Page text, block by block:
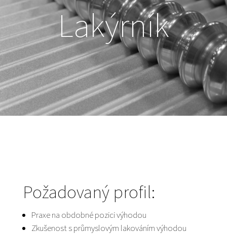
Lakýrník
Požadovaný profil:
Praxe na obdobné pozici výhodou
Zkušenost s průmyslovým lakováním výhodou